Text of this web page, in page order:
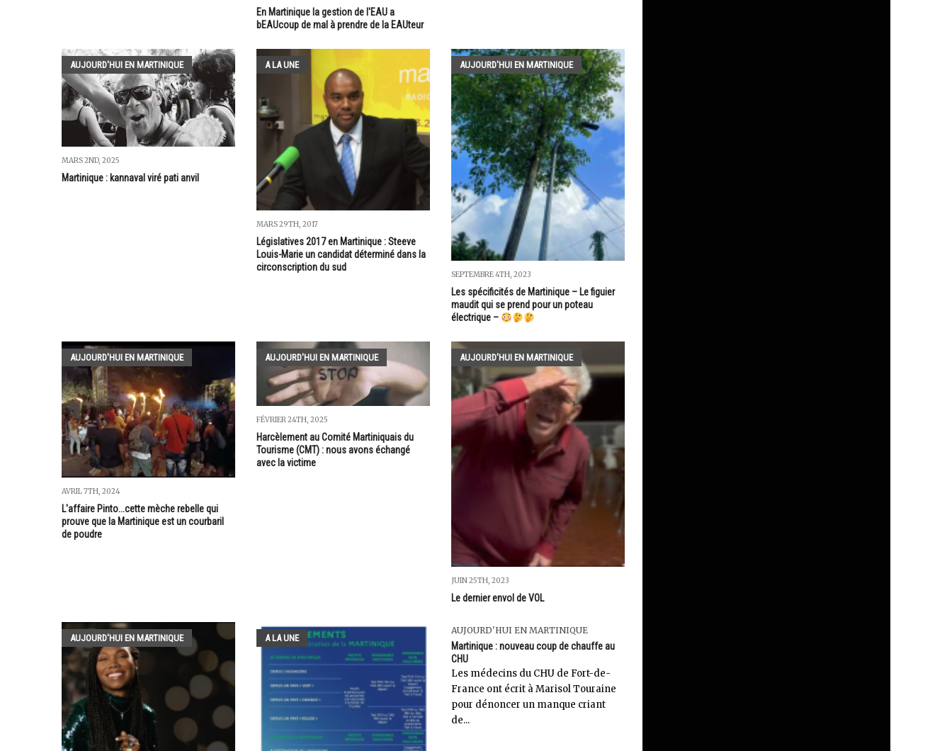
En Martinique la gestion de l'EAU a
bEAUcoup de mal à prendre de la EAUteur
AUJOURD'HUI EN MARTINIQUE
MARS 2ND, 2025
Martinique : kannaval viré pati anvil
A LA UNE
MARS 29TH, 2017
Législatives 2017 en Martinique : Steeve
Louis-Marie un candidat déterminé dans la
circonscription du sud
AUJOURD'HUI EN MARTINIQUE
SEPTEMBRE 4TH, 2023
Les spécificités de Martinique – Le figuier
maudit qui se prend pour un poteau
électrique –
AUJOURD'HUI EN MARTINIQUE
AVRIL 7TH, 2024
L'affaire Pinto...cette mèche rebelle qui
prouve que la Martinique est un courbaril
de poudre
AUJOURD'HUI EN MARTINIQUE
FÉVRIER 24TH, 2025
Harcèlement au Comité Martiniquais du
Tourisme (CMT) : nous avons échangé
avec la victime
AUJOURD'HUI EN MARTINIQUE
JUIN 25TH, 2023
Le dernier envol de VOL
AUJOURD'HUI EN MARTINIQUE A LA UNE
AUJOURD'HUI EN MARTINIQUE
Martinique : nouveau coup de chauffe au
CHU
Les médecins du CHU de Fort-de-
France ont écrit à Marisol Touraine
pour dénoncer un manque criant
de...